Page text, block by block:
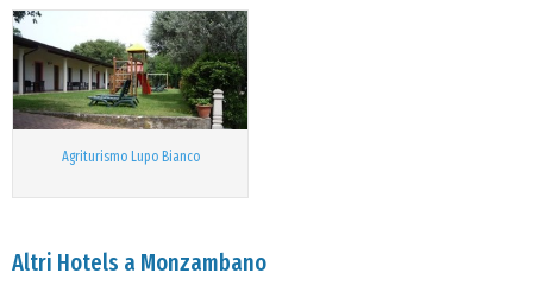
Agriturismo Lupo Bianco
Altri Hotels a Monzambano